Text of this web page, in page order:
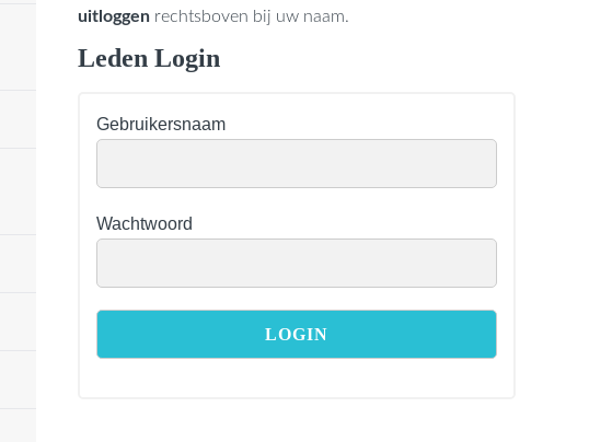
uitloggen rechtsboven bij uw naam.
Leden Login
Gebruikersnaam
Wachtwoord